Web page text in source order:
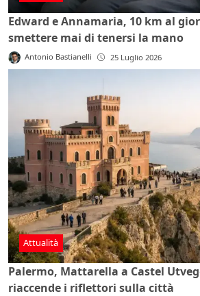
Edward e Annamaria, 10 km al
smettere mai di tenersi la mano
Antonio Bastianelli 25 Luglio 2026
Attualità
Palermo, Mattarella a Castel
riaccende i riflettori sulla città